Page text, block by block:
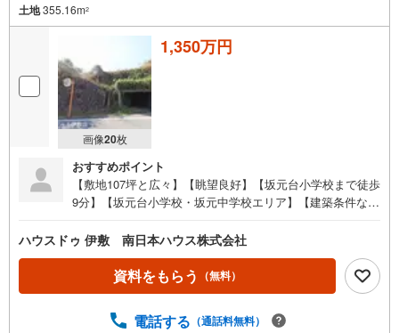
土地355.16m2
画像20枚
1,350万円
おすすめポイント
【敷地107坪と広々】【眺望良好】【坂元台小学校まで徒歩
9分】【坂元台小学校・坂元中学校エリア】【建築条件な
m）●周辺環境●・坂元台小学校まで徒歩9分（約650m）・
坂元中学校まで徒歩19分（約1500m）・マジオドライバー
ズスクールまで徒歩5分（約400m）・坂元幼稚園まで徒歩6
分（約470m）・鹿児島商業高校まで徒歩8分（約610m）・
0m）・玉里第四公園まで徒歩15分（約1140m）・タイヨー
ハウスドゥ 伊敷 南日本ハウス株式会社
資料をもらう （無料）
電話する （通話料無料）